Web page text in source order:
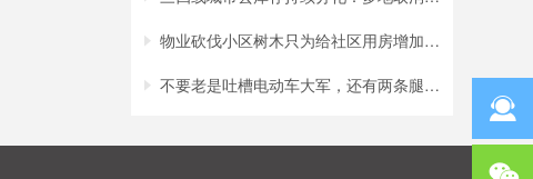
物业砍伐小区树木只为给社区用房增加采光？
不要老是吐槽电动车大军，还有两条腿的行人